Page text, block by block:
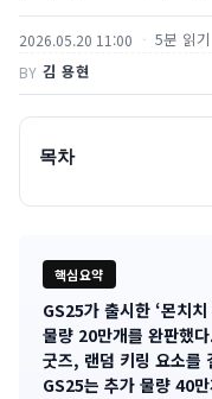
2026.05.20 11:00 5분 읽기
BY 김 용현
목차
핵심요약
기
사
GS25가 출시한 ‘몬치
물량 20만개를 완판했
굿즈, 랜덤 키링 요소를
GS25는 추가 물량 40